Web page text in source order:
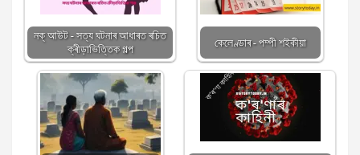
নক্ আউট - সত্য ঘটনাৰ আধাৰত ৰচিত
ক্ৰীড়াভিত্তিক গল্প
কেলেণ্ডাৰ - পম্পী শইকীয়া